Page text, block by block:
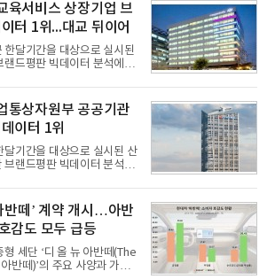
육서비스 상장기업 브
터 1위...대교 뒤이어
한달기간을 대상으로 실시된
랜드평판 빅데이터 분석에서
소장 구창환)는 국내 교육서
대상으로 지난 7월 7일부터
자 빅데이터 10,074,233건
디교육이 브랜드평판지수
1위에 올랐다고 밝혔다.
는 지난 7월(9,491,206건) 대
, 교육서비스 상장기업 브랜
통상자원부 공공기관
이터 1위
달기간을 대상으로 실시된 산
브랜드평판 빅데이터 분석에
일 한국기업평판연구소(소장
부 공공기관 41개 브랜드를
터 8월 7일까지 수집된 소비
을 분석한 결과, 한국전력
을 기록하며 8월
분석에 활용된 빅데이터는 지
비 2.48% 증가한 수치다.연
반떼’ 계약 개시…아반
감도 모두 급등
세단 ‘디 올 뉴 아반떼(The
반떼)’의 주요 사양과 가격